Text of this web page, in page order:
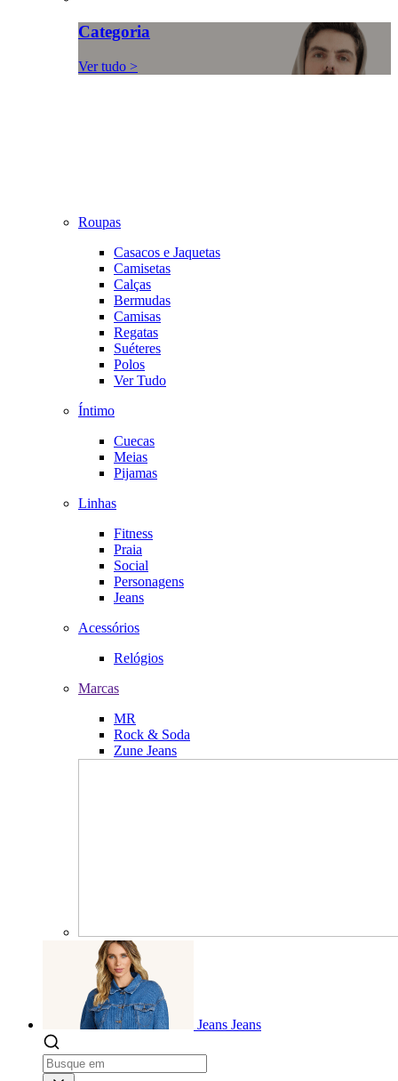
Categoria
Ver tudo >
Roupas
Casacos e Jaquetas
Camisetas
Calças
Bermudas
Camisas
Regatas
Suéteres
Polos
Ver Tudo
Íntimo
Cuecas
Meias
Pijamas
Linhas
Fitness
Praia
Social
Personagens
Jeans
Acessórios
Relógios
Marcas
MR
Rock & Soda
Zune Jeans
Jeans Jeans